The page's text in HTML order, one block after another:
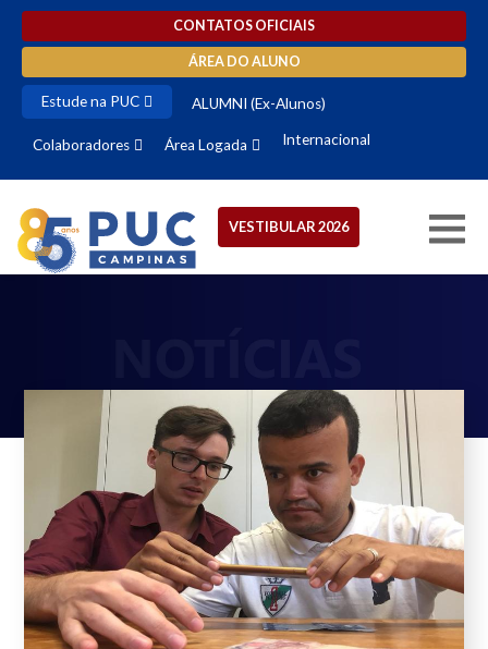
CONTATOS OFICIAIS
ÁREA DO ALUNO
Estude na PUC ALUMNI (Ex-Alunos)
Colaboradores Área Logada Internacional
VESTIBULAR 2026